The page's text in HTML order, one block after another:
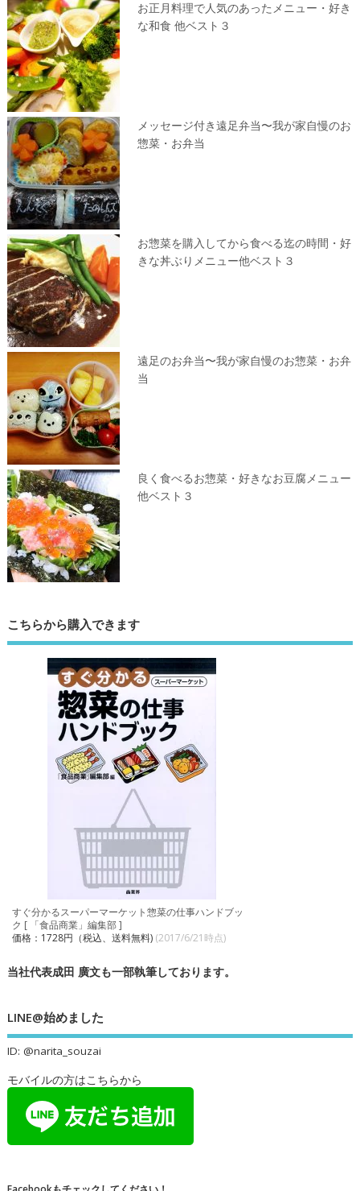
お正月料理で人気のあったメニュー・好き
な和食 他ベスト３
メッセージ付き遠足弁当〜我が家自慢のお
惣菜・お弁当
お惣菜を購入してから食べる迄の時間・好
きな丼ぶりメニュー他ベスト３
遠足のお弁当〜我が家自慢のお惣菜・お弁
当
良く食べるお惣菜・好きなお豆腐メニュー
他ベスト３
こちらから購入できます
すぐ分かるスーパーマーケット惣菜の仕事ハンドブッ
ク [ 「食品商業」編集部 ]
価格：1728円（税込、送料無料) (2017/6/21時点)
当社代表成田 廣文も一部執筆しております。
LINE@始めました
ID: @narita_souzai
モバイルの方はこちらから